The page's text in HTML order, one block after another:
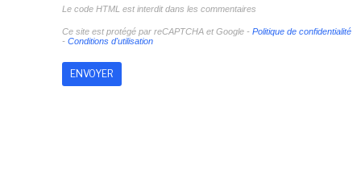
Le code HTML est interdit dans les commentaires
Ce site est protégé par reCAPTCHA et Google - Politique de confidentialité
- Conditions d'utilisation